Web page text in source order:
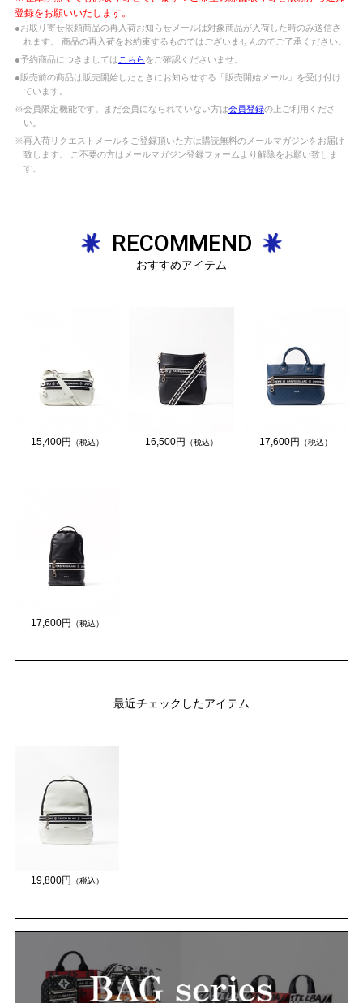
登録をお願いいたします。
●お取り寄せ依頼商品の再入荷お知らせメールは対象商品が入荷した時のみ送信さ
れます。 商品の再入荷をお約束するものではございませんのでご了承ください。
●予約商品につきましては こちらをご確認くださいませ。
●販売前の商品は販売開始したときにお知らせする「販売開始メール」を受け付け
ています。
※会員限定機能です。まだ会員になられていない方は会員登録の上ご利用くださ
い。
※再入荷リクエストメールをご登録頂いた方は購読無料のメールマガジンをお届け
致します。 ご不要の方はメールマガジン登録フォームより解除をお願い致しま
す。
RECOMMEND
おすすめアイテム
15,400円 （税込） 16,500円 （税込） 17,600円 （税込）
17,600円 （税込）
最近チェックしたアイテム
19,800円 （税込）